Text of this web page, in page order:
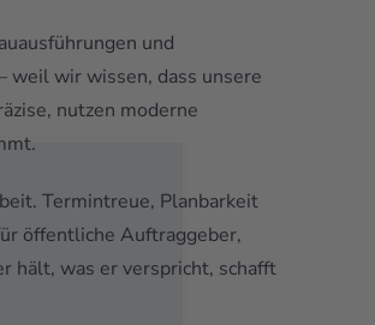
und
weil wir wissen, dass unsere
nutzen moderne
Termintreue, Planbarkeit
öffentliche Auftraggeber,
hält, was er verspricht, schafft